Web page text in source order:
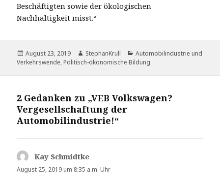
Beschäftigten sowie der ökologischen
Nachhaltigkeit misst.“
Veröffentlicht
am
August 23, 2019 Autor
StephanKrull Kategorien
Automobilindustrie und
Verkehrswende, Politisch-ökonomische Bildung
2 Gedanken zu „VEB Volkswagen?
Vergesellschaftung der
Automobilindustrie!“
Kay Schmidtke
August 25, 2019 um 8:35 a.m. Uhr